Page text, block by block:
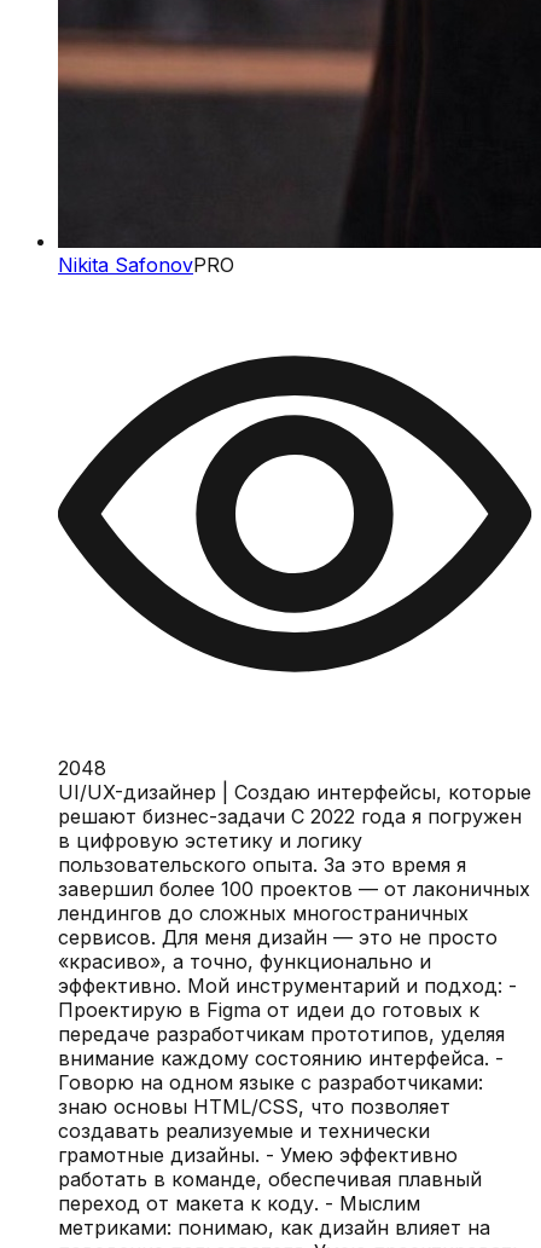
Nikita SafonovPRO
2048
UI/UX-дизайнер | Создаю интерфейсы, которые
решают бизнес-задачи С 2022 года я погружен
в цифровую эстетику и логику
пользовательского опыта. За это время я
завершил более 100 проектов — от лаконичных
лендингов до сложных многостраничных
сервисов. Для меня дизайн — это не просто
«красиво», а точно, функционально и
эффективно. Мой инструментарий и подход: -
Проектирую в Figma от идеи до готовых к
передаче разработчикам прототипов, уделяя
внимание каждому состоянию интерфейса. -
Говорю на одном языке с разработчиками:
знаю основы HTML/CSS, что позволяет
создавать реализуемые и технически
грамотные дизайны. - Умею эффективно
работать в команде, обеспечивая плавный
переход от макета к коду. - Мыслим
метриками: понимаю, как дизайн влияет на